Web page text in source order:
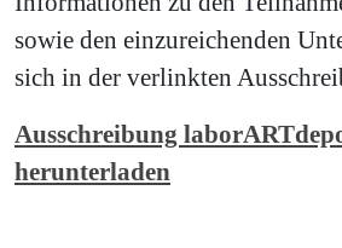
sowie den einzureichenden
sich in der verlinkten
Ausschreibung
herunterladen